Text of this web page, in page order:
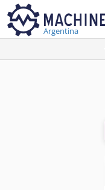
Argentina